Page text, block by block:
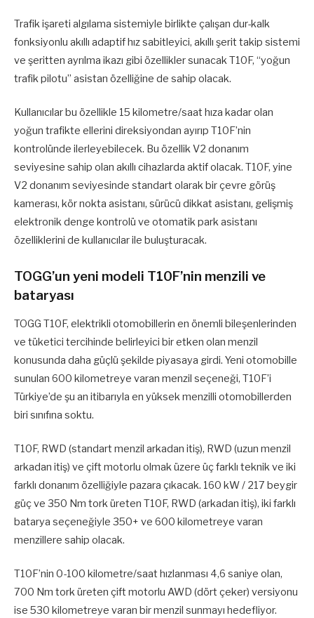
Trafik işareti algılama sistemiyle birlikte çalışan dur-kalk
fonksiyonlu akıllı adaptif hız sabitleyici, akıllı şerit takip sistemi
ve şeritten ayrılma ikazı gibi özellikler sunacak T10F, “yoğun
trafik pilotu” asistan özelliğine de sahip olacak.
Kullanıcılar bu özellikle 15 kilometre/saat hıza kadar olan
yoğun trafikte ellerini direksiyondan ayırıp T10F’nin
kontrolünde ilerleyebilecek. Bu özellik V2 donanım
seviyesine sahip olan akıllı cihazlarda aktif olacak. T10F, yine
V2 donanım seviyesinde standart olarak bir çevre görüş
kamerası, kör nokta asistanı, sürücü dikkat asistanı, gelişmiş
elektronik denge kontrolü ve otomatik park asistanı
özelliklerini de kullanıcılar ile buluşturacak.
TOGG’un yeni modeli T10F’nin menzili ve
bataryası
TOGG T10F, elektrikli otomobillerin en önemli bileşenlerinden
ve tüketici tercihinde belirleyici bir etken olan menzil
konusunda daha güçlü şekilde piyasaya girdi. Yeni otomobille
sunulan 600 kilometreye varan menzil seçeneği, T10F’i
Türkiye’de şu an itibarıyla en yüksek menzilli otomobillerden
biri sınıfına soktu.
T10F, RWD (standart menzil arkadan itiş), RWD (uzun menzil
arkadan itiş) ve çift motorlu olmak üzere üç farklı teknik ve iki
farklı donanım özelliğiyle pazara çıkacak. 160 kW / 217 beygir
güç ve 350 Nm tork üreten T10F, RWD (arkadan itiş), iki farklı
batarya seçeneğiyle 350+ ve 600 kilometreye varan
menzillere sahip olacak.
T10F’nin 0-100 kilometre/saat hızlanması 4,6 saniye olan,
700 Nm tork üreten çift motorlu AWD (dört çeker) versiyonu
ise 530 kilometreye varan bir menzil sunmayı hedefliyor.